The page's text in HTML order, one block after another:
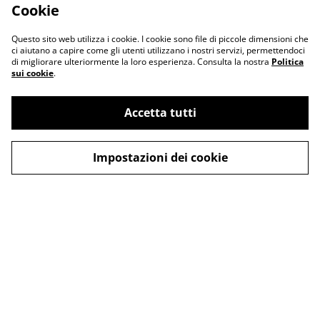
Cookie
Questo sito web utilizza i cookie. I cookie sono file di piccole dimensioni che
ci aiutano a capire come gli utenti utilizzano i nostri servizi, permettendoci
di migliorare ulteriormente la loro esperienza. Consulta la nostra Politica
sui cookie.
Accetta tutti
Impostazioni dei cookie